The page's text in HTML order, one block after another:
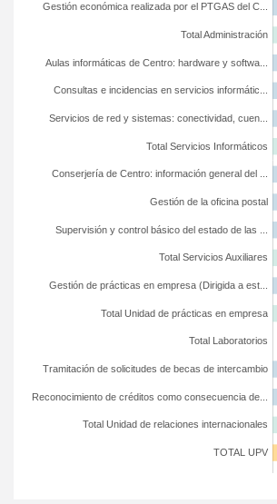
TOTAL UPV
Total Unidad de relaciones internacionales
Reconocimiento de créditos como consecuencia de...
Tramitación de solicitudes de becas de intercambio
Total Laboratorios
Total Unidad de prácticas en empresa
Gestión de prácticas en empresa (Dirigida a est...
Total Servicios Auxiliares
Supervisión y control básico del estado de las ...
Gestión de la oficina postal
Conserjería de Centro: información general del ...
Total Servicios Informáticos
Servicios de red y sistemas: conectividad, cuen...
Consultas e incidencias en servicios informátic...
Aulas informáticas de Centro: hardware y softwa...
Total Administración
Gestión económica realizada por el PTGAS del C...